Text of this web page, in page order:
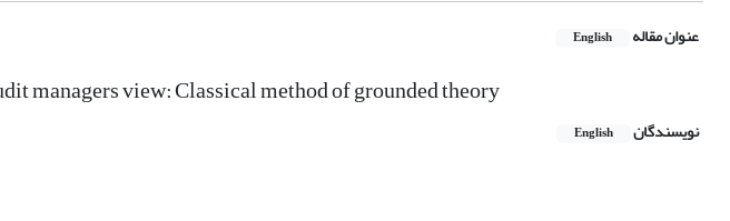
عنوان مقاله English
managers view: Classical method of grounded theory
نویسندگان English